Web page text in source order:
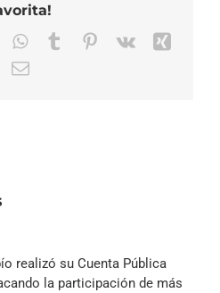
WhatsApp
TumblrPinterest
Vk
Correo
realizó su Cuenta Pública
la participación de más